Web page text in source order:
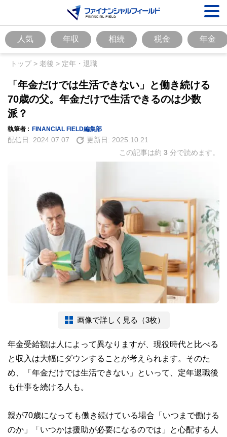
人気 年収 相続 税金 年金
トップ> 老後 > 定年・退職
「年金だけでは生活できない」と働き続ける
70歳の父。年金だけで生活できるのは少数
派？
執筆者 : FINANCIAL FIELD編集部
配信日: 2024.07.07 更新日: 2025.10.21
この記事は約 3 分で読めます。
画像で詳しく見る（3枚）
年金受給額は人によって異なりますが、現役時代と比べる
と収入は大幅にダウンすることが考えられます。そのた
め、「年金だけでは生活できない」といって、定年退職後
も仕事を続ける人も。
親が70歳になっても働き続けている場合「いつまで働ける
のか」「いつかは援助が必要になるのでは」と心配する人